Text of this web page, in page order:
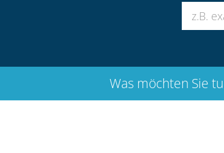
Was möchten Sie